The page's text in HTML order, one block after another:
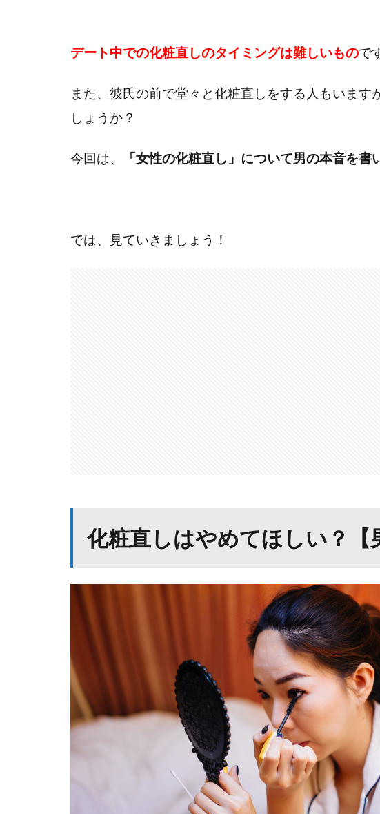
デート中での化粧直しのタイミングは難しいもので
また、彼氏の前で堂々と化粧直しをする人もいま
しょうか？
今回は、 「女性の化粧直し」について男の本音を書
では、見ていきましょう！
化粧直しはやめてほしい？【